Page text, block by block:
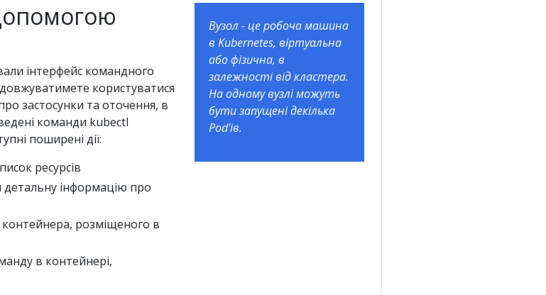
інтерфейс командного
користуватися
застосунки та оточення, в
команди kubectl
поширені дії:
ресурсів
детальну інформацію про
розміщеного в
в контейнері,
Вузол - це робоча машина
в Kubernetes, віртуальна
або фізична, в
залежності від кластера.
На одному вузлі можуть
бути запущені декілька
Pod'ів.